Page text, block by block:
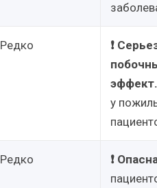
Редко
❗
эффект.
у
Редко
❗